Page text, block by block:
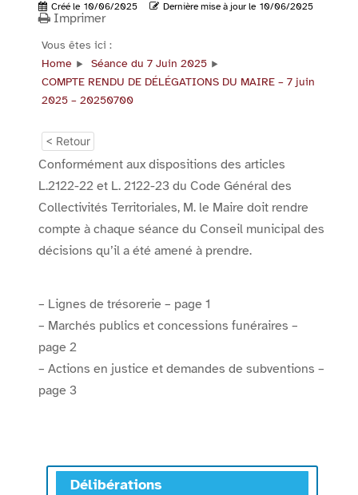
Créé le 10/06/2025 Dernière mise à jour le 10/06/2025
Imprimer
Vous êtes ici :
Home
Séance du 7 Juin 2025
COMPTE RENDU DE DÉLÉGATIONS DU MAIRE – 7 juin
2025 – 20250700
< Retour
Conformément aux dispositions des articles
L.2122-22 et L. 2122-23 du Code Général des
Collectivités Territoriales, M. le Maire doit rendre
compte à chaque séance du Conseil municipal des
décisions qu’il a été amené à prendre.
– Lignes de trésorerie – page 1
– Marchés publics et concessions funéraires –
page 2
– Actions en justice et demandes de subventions –
page 3
Délibérations